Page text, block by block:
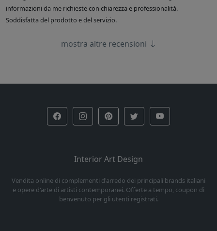
informazioni da me richieste con chiarezza e professionalità.
Soddisfatta del prodotto e del servizio.
mostra altre recensioni
Interior Art Design
Vendita online di complementi d'arredo dei principali brands italiani
e opere d'arte di artisti contemporanei. Offerte a tempo, coupon di
benvenuto per gli utenti registrati.